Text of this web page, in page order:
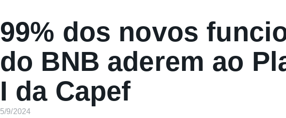
99% dos novos
do BNB aderem ao
I da Capef
5/9/2024